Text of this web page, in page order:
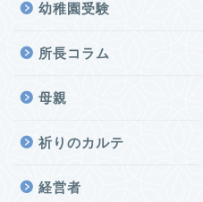
幼稚園受験
所長コラム
母親
祈りのカルテ
経営者